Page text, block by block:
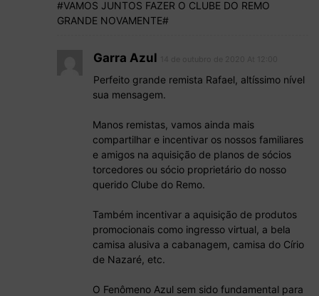
#VAMOS JUNTOS FAZER O CLUBE DO REMO
GRANDE NOVAMENTE#
Garra Azul
Perfeito grande remista Rafael, altíssimo nível
sua mensagem.
Manos remistas, vamos ainda mais
compartilhar e incentivar os nossos familiares
e amigos na aquisição de planos de sócios
torcedores ou sócio proprietário do nosso
querido Clube do Remo.
Também incentivar a aquisição de produtos
promocionais como ingresso virtual, a bela
camisa alusiva a cabanagem, camisa do Círio
de Nazaré, etc.
O Fenômeno Azul sem sido fundamental para